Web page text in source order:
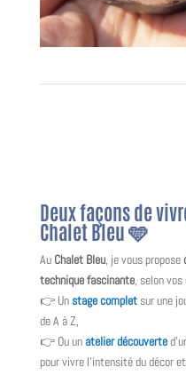
Deux façons de
Chalet Bleu🩵
Au Chalet Bleu, je vous propose
technique fascinante, selon
👉 Unstage completsur une
de A à Z,
👉 Ou unatelier découverte
pour vivre l’intensité du décor